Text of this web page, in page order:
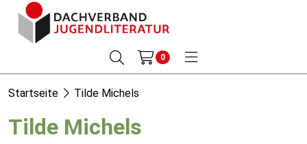
0
Startseite Tilde Michels
Tilde Michels